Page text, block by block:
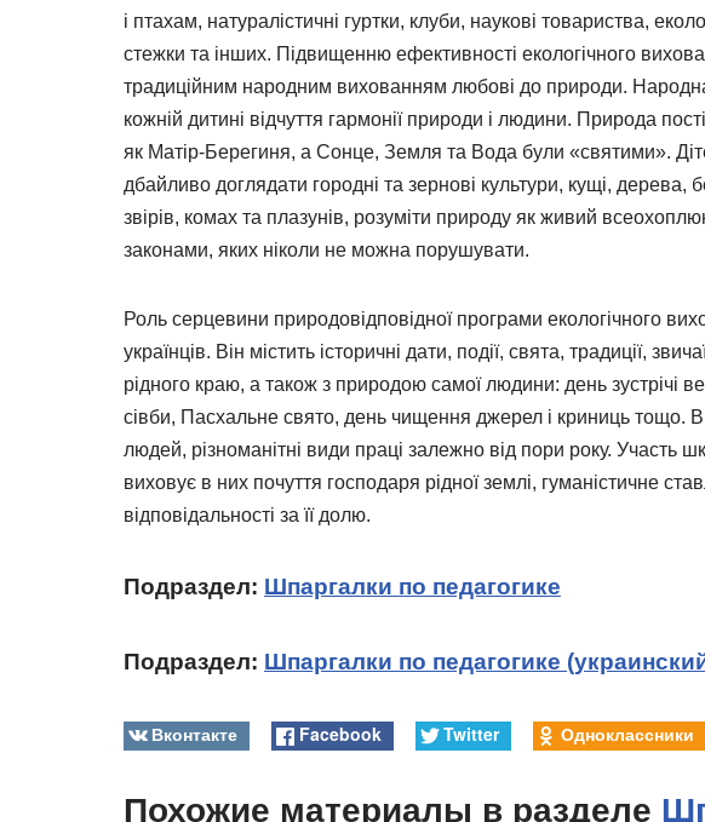
і птахам, натуралістичні гуртки, клуби, наукові товариства,
стежки та інших. Підвищенню ефективності екологічного
традиційним народним вихованням любові до природи.
кожній дитині відчуття гармонії природи і людини. Природа
як Матір-Берегиня, а Сонце, Земля та Вода були «святими».
дбайливо доглядати городні та зернові культури, кущі, дерева,
звірів, комах та плазунів, розуміти природу як живий
законами, яких ніколи не можна порушувати.
Роль серцевини природовідповідної програми екологічного
українців. Він містить історичні дати, події, свята, традиції,
рідного краю, а також з природою самої людини: день зустрічі
сівби, Пасхальне свято, день чищення джерел і криниць тощо. В
людей, різноманітні види праці залежно від пори року. Участь
виховує в них почуття господаря рідної землі, гуманістичне
відповідальності за її долю.
Подраздел: Шпаргалки по педагогике
Подраздел: Шпаргалки по педагогике
Вконтакте Facebook Twitter Одноклассники
Похожие материалы в разделе